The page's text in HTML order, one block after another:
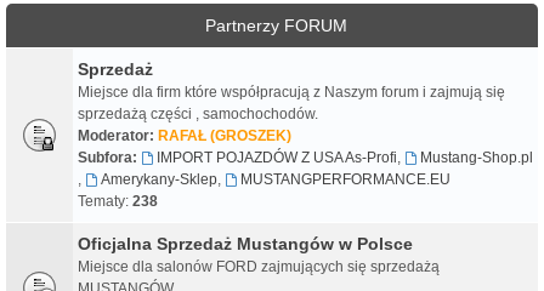
Partnerzy FORUM
Sprzedaż
Miejsce dla firm które współpracują z Naszym forum i zajmują się
sprzedażą części , samochochodów.
Moderator: RAFAŁ (GROSZEK)
Subfora:
IMPORT POJAZDÓW Z USA As-Profi,
Mustang-Shop.pl
,
Amerykany-Sklep,
MUSTANGPERFORMANCE.EU
Tematy: 238
Oficjalna Sprzedaż Mustangów w Polsce
Miejsce dla salonów FORD zajmujących się sprzedażą